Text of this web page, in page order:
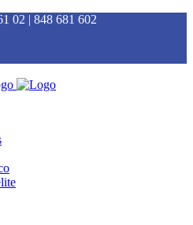
02 | 848 681 602